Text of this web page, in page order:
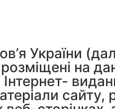
України
на
сайту,